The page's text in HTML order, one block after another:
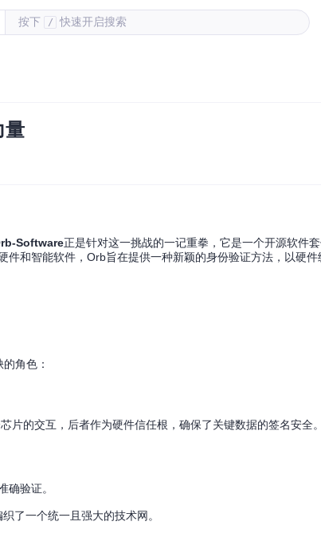
按下 / 快速开启搜索
量
Software正是针对这一挑战的一记重拳，它是一个开源软件
和智能软件，Orb旨在提供一种新颖的身份验证方法，以硬件
角色：
片的交互，后者作为硬件信任根，确保了关键数据的签名安全。
确验证。
了一个统一且强大的技术网。